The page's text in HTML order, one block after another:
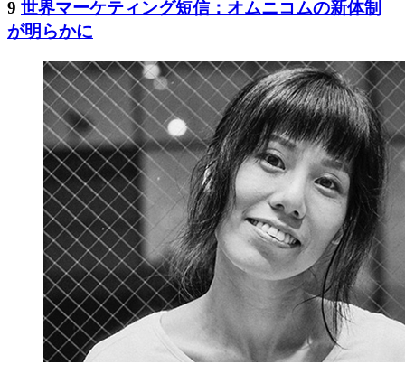
9 世界マーケティング短信：オムニコムの新体制
が明らかに